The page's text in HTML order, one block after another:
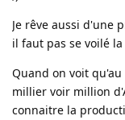
Je rêve aussi d'une
il faut pas se voilé
Quand on voit
millier voir million
connaitre la